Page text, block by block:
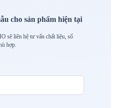
cho sản phẩm hiện tại
sẽ liên hệ tư vấn chất liệu, số
hợp.